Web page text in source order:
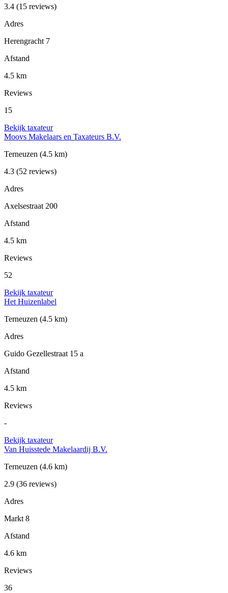
3.4 (15 reviews)
Adres
Herengracht 7
Afstand
4.5 km
Reviews
15
Bekijk taxateur
Moovs Makelaars en Taxateurs B.V.
Terneuzen (4.5 km)
4.3 (52 reviews)
Adres
Axelsestraat 200
Afstand
4.5 km
Reviews
52
Bekijk taxateur
Het Huizenlabel
Terneuzen (4.5 km)
Adres
Guido Gezellestraat 15 a
Afstand
4.5 km
Reviews
-
Bekijk taxateur
Van Huisstede Makelaardij B.V.
Terneuzen (4.6 km)
2.9 (36 reviews)
Adres
Markt 8
Afstand
4.6 km
Reviews
36